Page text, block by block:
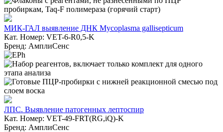
МИК-ГАЛ выявление ДНК Mycoplasma gallisepticum
Кат. Номер: VET-6-R0,5-K
Бренд: АмплиСенс
ЛПС. Выявление патогенных лептоспир
Кат. Номер: VET-49-FRT(RG,iQ)-K
Бренд: АмплиСенс